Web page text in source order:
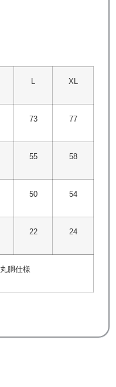
L XL
73 77
55 58
50 54
22 24
丸胴仕様